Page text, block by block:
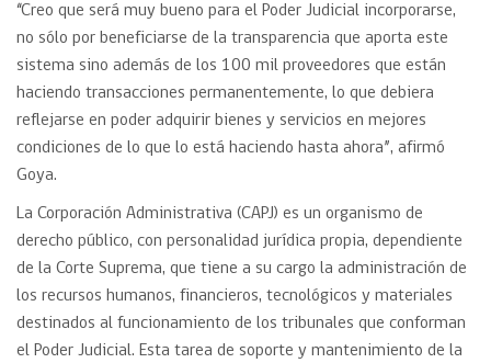
“Creo que será muy bueno para el Poder Judicial incorporarse,
no sólo por beneficiarse de la transparencia que aporta este
sistema sino además de los 100 mil proveedores que están
haciendo transacciones permanentemente, lo que debiera
reflejarse en poder adquirir bienes y servicios en mejores
condiciones de lo que lo está haciendo hasta ahora”, afirmó
Goya.
La Corporación Administrativa (CAPJ) es un organismo de
derecho público, con personalidad jurídica propia, dependiente
de la Corte Suprema, que tiene a su cargo la administración de
los recursos humanos, financieros, tecnológicos y materiales
destinados al funcionamiento de los tribunales que conforman
el Poder Judicial. Esta tarea de soporte y mantenimiento de la